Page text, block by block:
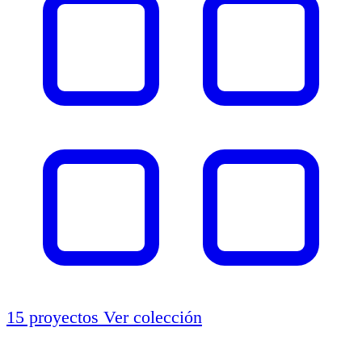
15 proyectos Ver colección